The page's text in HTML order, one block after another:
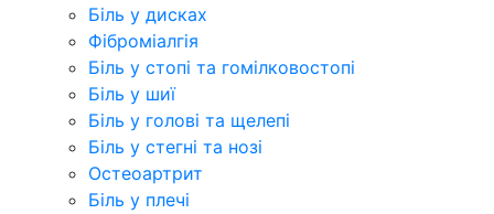
Біль у дисках
Фіброміалгія
Біль у стопі та гомілковостопі
Біль у шиї
Біль у голові та щелепі
Біль у стегні та нозі
Остеоартрит
Біль у плечі